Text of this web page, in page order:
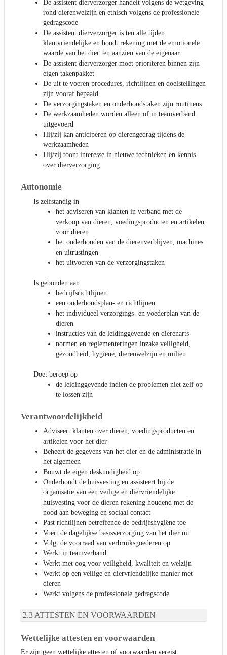
De assistent dierverzorger handelt volgens de wetgeving
rond dierenwelzijn en ethisch volgens de professionele
gedragscode
De assistent dierverzorger is ten alle tijden
klantvriendelijke en houdt rekening met de emotionele
waarde van het dier ten aanzien van de eigenaar.
De assistent dierverzorger moet prioriteren binnen zijn
eigen takenpakket
De uit te voeren procedures, richtlijnen en doelstellingen
zijn vooraf bepaald
De verzorgingstaken en onderhoudstaken zijn routineus.
De werkzaamheden worden alleen of in teamverband
uitgevoerd
Hij/zij kan anticiperen op dierengedrag tijdens de
werkzaamheden
Hij/zij toont interesse in nieuwe technieken en kennis
over dierverzorging.
Autonomie
Is zelfstandig in
het adviseren van klanten in verband met de
verkoop van dieren, voedingsproducten en artikelen
voor dieren
het onderhouden van de dierenverblijven, machines
en uitrustingen
het uitvoeren van de verzorgingstaken
Is gebonden aan
bedrijfsrichtlijnen
een onderhoudsplan- en richtlijnen
het individueel verzorgings- en voederplan van de
dieren
instructies van de leidinggevende en dierenarts
normen en reglementeringen inzake veiligheid,
gezondheid, hygiëne, dierenwelzijn en milieu
Doet beroep op
de leidinggevende indien de problemen niet zelf op
te lossen zijn
Verantwoordelijkheid
Adviseert klanten over dieren, voedingsproducten en
artikelen voor het dier
Beheert de gegevens van het dier en de administratie in
het algemeen
Bouwt de eigen deskundigheid op
Onderhoudt de huisvesting en assisteert bij de
organisatie van een veilige en diervriendelijke
huisvesting voor de dieren rekening houdend met de
nood aan beweging en sociaal contact
Past richtlijnen betreffende de bedrijfshygiëne toe
Voert de dagelijkse basisverzorging van het dier uit
Volgt de voorraad van verbruiksgoederen op
Werkt in teamverband
Werkt met oog voor veiligheid, kwaliteit en welzijn
Werkt op een veilige en diervriendelijke manier met
dieren
Werkt volgens de professionele gedragscode
ATTESTEN EN VOORWAARDEN
Wettelijke attesten en voorwaarden
Er zijn geen wettelijke attesten of voorwaarden vereist.